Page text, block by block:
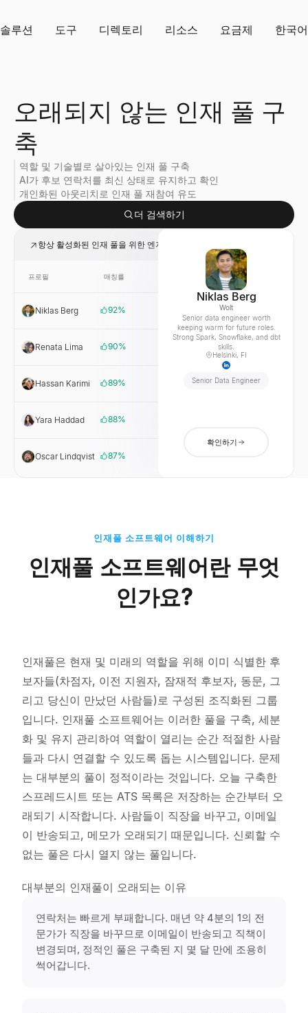
솔루션 도구 디렉토리 리소스 요금제 한국어
오래되지 않는 인재 풀 구
축
역할 및 기술별로 살아있는 인재 풀 구축
AI가 후보 연락처를 최신 상태로 유지하고 확인
개인화된 아웃리치로 인재 풀 재참여 유도
더 검색하기
항상 활성화된 인재 풀을 위한 엔지니어, 디자이너 및 PM
프로필 매칭률 회사
Niklas Berg 92%
Renata Lima 90%
Hassan Karimi 89% Wealthsimple
Yara Haddad 88%
Oscar Lindqvist 87%
Niklas Berg
Wolt
Senior data engineer worth
keeping warm for future roles.
Strong Spark, Snowflake, and dbt
skills.
Helsinki, FI
Senior Data Engineer
확인하기
인재풀 소프트웨어 이해하기
인재풀 소프트웨어란 무엇
인가요?
인재풀은 현재 및 미래의 역할을 위해 이미 식별한 후
보자들(차점자, 이전 지원자, 잠재적 후보자, 동문, 그
리고 당신이 만났던 사람들)로 구성된 조직화된 그룹
입니다. 인재풀 소프트웨어는 이러한 풀을 구축, 세분
화 및 유지 관리하여 역할이 열리는 순간 적절한 사람
들과 다시 연결할 수 있도록 돕는 시스템입니다. 문제
는 대부분의 풀이 정적이라는 것입니다. 오늘 구축한
스프레드시트 또는 ATS 목록은 저장하는 순간부터 오
래되기 시작합니다. 사람들이 직장을 바꾸고, 이메일
이 반송되고, 메모가 오래되기 때문입니다. 신뢰할 수
없는 풀은 다시 열지 않는 풀입니다.
대부분의 인재풀이 오래되는 이유
연락처는 빠르게 부패합니다. 매년 약 4분의 1의 전
문가가 직장을 바꾸므로 이메일이 반송되고 직책이
변경되며, 정적인 풀은 구축된 지 몇 달 만에 조용히
썩어갑니다.